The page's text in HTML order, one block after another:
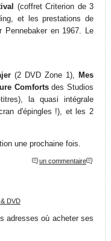
(coffret Criterion de 3
et les prestations de
en 1967. Le
(2 DVD Zone 1),
Mes
Comfortsdes Studios
la quasi intégrale
d'épingles !), et les 2
une prochaine fois.
un commentaire
DVD
adresses où acheter ses